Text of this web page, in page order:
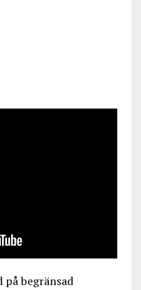
på begränsad